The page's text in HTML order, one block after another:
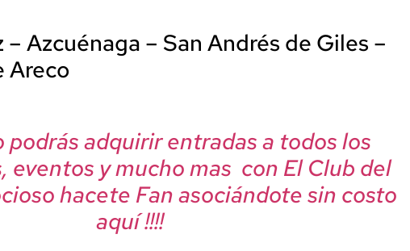
Azcuénaga – San Andrés de Giles –
Areco
podrás adquirir entradas a todos los
eventos y mucho mas con El Club del
hacete Fan asociándote sin costo
aquí !!!!